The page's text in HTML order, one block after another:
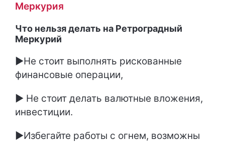
Меркурия
Что нельзя делать на Ретроградный
Меркурий
►Не стоит выполнять рискованные
финансовые операции,
► Не стоит делать валютные вложения,
инвестиции.
►Избегайте работы с огнем, возможны